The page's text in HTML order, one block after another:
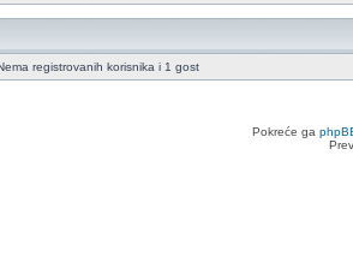
registrovanih korisnika i 1 gost
Pokreće ga